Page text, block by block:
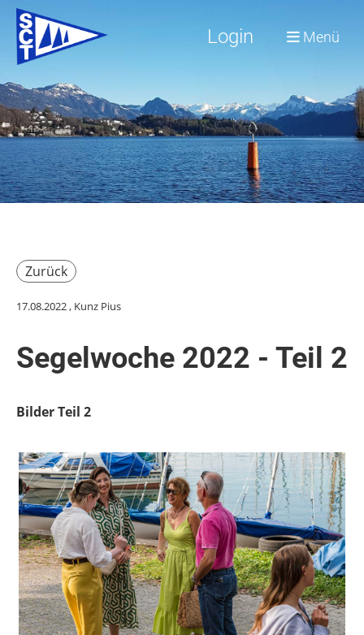
Login Menü
Zurück
17.08.2022, Kunz Pius
Segelwoche 2022 - Teil 2
Bilder Teil 2